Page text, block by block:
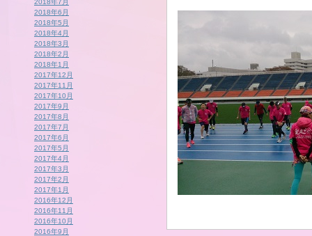
2018年7月
2018年6月
2018年5月
2018年4月
2018年3月
2018年2月
2018年1月
2017年12月
2017年11月
2017年10月
2017年9月
2017年8月
2017年7月
2017年6月
2017年5月
2017年4月
2017年3月
2017年2月
2017年1月
2016年12月
2016年11月
2016年10月
2016年9月